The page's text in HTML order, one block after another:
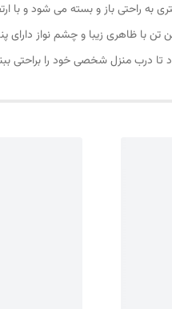
تا درب منزل شخصی خود را براحتی